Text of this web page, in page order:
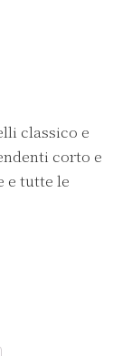
classico e
corto e
e tutte le